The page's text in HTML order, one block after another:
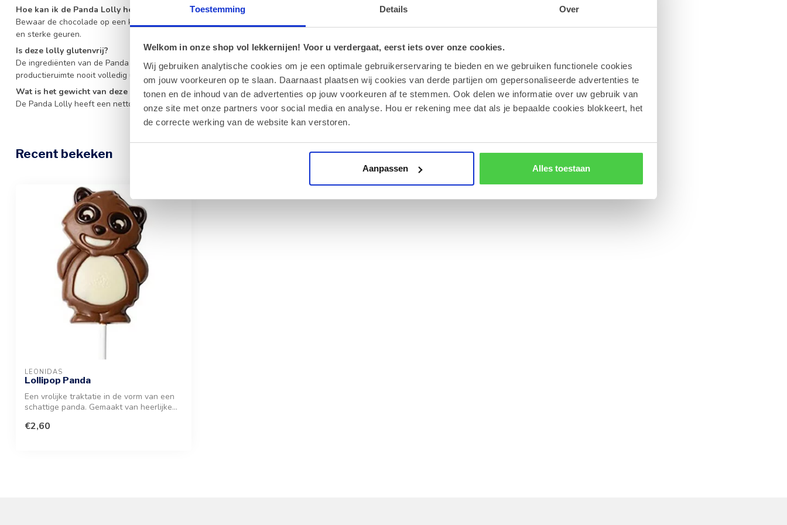
Toestemming Details Over
Welkom in onze shop vol lekkernijen! Voor u verdergaat, eerst iets over onze cookies.
Wij gebruiken analytische cookies om je een optimale gebruikerservaring te bieden en we gebruiken functionele cookies
om jouw voorkeuren op te slaan. Daarnaast plaatsen wij cookies van derde partijen om gepersonaliseerde advertenties te
tonen en de inhoud van de advertenties op jouw voorkeuren af te stemmen. Ook delen we informatie over uw gebruik van
onze site met onze partners voor social media en analyse. Hou er rekening mee dat als je bepaalde cookies blokkeert, het
de correcte werking van de website kan verstoren.
Aanpassen Alles toestaan
Hoe kan ik de Panda Lolly het beste bewaren?
Bewaar de chocolade op een koele, droge plaats tussen 15 en 18 graden Celsius, uit de buurt van direct zonlicht
en sterke geuren.
Is deze lolly glutenvrij?
De ingrediënten van de Panda Lolly bevatten geen gluten, maar we kunnen sporen van allergenen in onze
productieruimte nooit volledig uitsluiten.
Wat is het gewicht van deze chocoladelolly?
De Panda Lolly heeft een netto gewicht van 30 gram, ideaal voor een kleine verwennerij.
Recent bekeken
LEONIDAS
Lollipop Panda
Een vrolijke traktatie in de vorm van een
schattige panda. Gemaakt van heerlijke...
€2,60